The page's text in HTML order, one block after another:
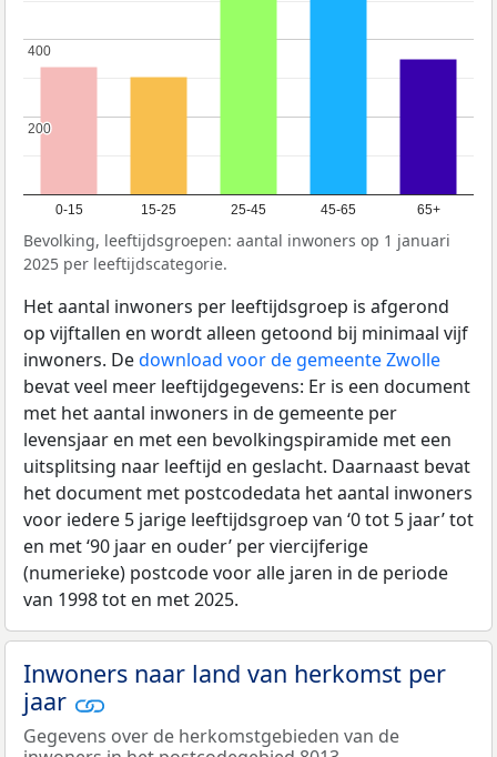
0-15 15-25 25-45 45-65 65+
200
200
400
400
Bevolking, leeftijdsgroepen: aantal inwoners op 1 januari
2025 per leeftijdscategorie.
Het aantal inwoners per leeftijdsgroep is afgerond
op vijftallen en wordt alleen getoond bij minimaal vijf
inwoners. Dedownload voor de gemeente Zwolle
bevat veel meer leeftijdgegevens: Er is een document
met het aantal inwoners in de gemeente per
levensjaar en met een bevolkingspiramide met een
uitsplitsing naar leeftijd en geslacht. Daarnaast bevat
het document met postcodedata het aantal inwoners
voor iedere 5 jarige leeftijdsgroep van ‘0 tot 5 jaar’ tot
en met ‘90 jaar en ouder’ per viercijferige
(numerieke) postcode voor alle jaren in de periode
van 1998 tot en met 2025.
Inwoners naar land van herkomst per
jaar
Gegevens over de herkomstgebieden van de